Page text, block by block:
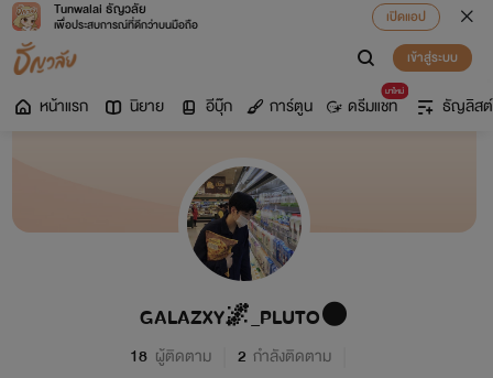
Tunwalai ธัญวลัย
เพื่อประสบการณ์ที่ดีกว่าบนมือถือ
เปิดแอป
เข้าสู่ระบบ
หน้าแรก นิยาย อีบุ๊ก การ์ตูน
มาใหม่
ดรีมแชท ธัญลิสต์
GALAZXY🌌_PLUTO🌑
18 ผู้ติดตาม 2 กำลังติดตาม